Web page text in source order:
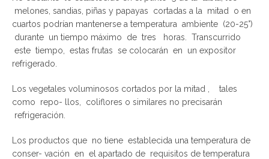
melones, sandias, piñas y papayas cortadas a la mitad o en
cuartos podrían mantenerse a temperatura ambiente (20-25°)
durante un tiempo máximo de tres horas. Transcurrido
este tiempo, estas frutas se colocarán en un expositor
refrigerado.
Los vegetales voluminosos cortados por la mitad , tales
como repo- llos, coliflores o similares no precisarán
refrigeración.
Los productos que no tiene establecida una temperatura de
conser- vación en el apartado de requisitos de temperatura